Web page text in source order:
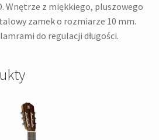
Wnętrze z miękkiego, pluszowego
zamek o rozmiarze 10 mm.
do regulacji długości.